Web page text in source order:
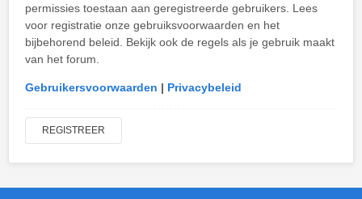
permissies toestaan aan geregistreerde gebruikers. Lees
voor registratie onze gebruiksvoorwaarden en het
bijbehorend beleid. Bekijk ook de regels als je gebruik maakt
van het forum.
Gebruikersvoorwaarden | Privacybeleid
REGISTREER